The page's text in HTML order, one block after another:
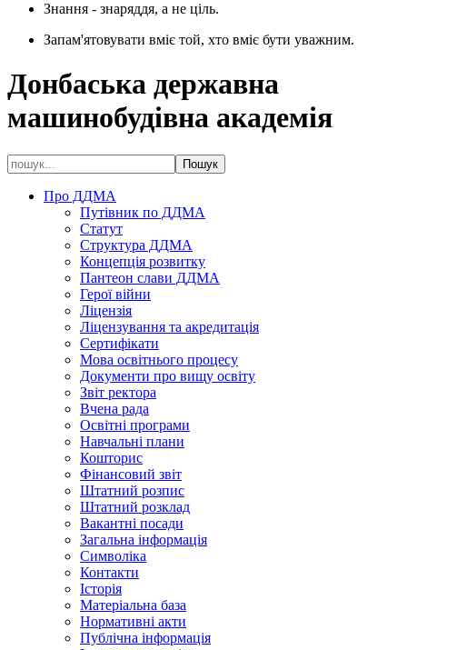
Знання - знаряддя, а не ціль.
Запам'ятовувати вміє той, хто вміє бути уважним.
Донбаська державна
машинобудівна академія
Про ДДМА
Путівник по ДДМА
Статут
Структура ДДМА
Концепція розвитку
Пантеон слави ДДМА
Герої війни
Ліцензія
Ліцензування та акредитація
Сертифікати
Мова освітнього процесу
Документи про вищу освіту
Звіт ректора
Вчена рада
Освітні програми
Навчальні плани
Кошторис
Фінансовий звіт
Штатний розпис
Штатний розклад
Вакантні посади
Загальна інформація
Символіка
Контакти
Історія
Матеріальна база
Нормативні акти
Публічна інформація